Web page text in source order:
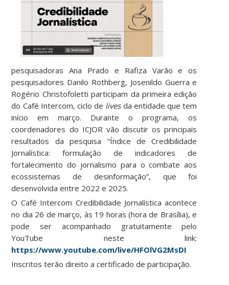
pesquisadoras Ana Prado e Rafiza Varão e os
pesquisadores Danilo Rothberg, Josenildo Guerra e
Rogério Christofoletti participam da primeira edição
do Café Intercom, ciclo de livesda entidade que tem
início em março. Durante o programa, os
coordenadores do ICJOR vão discutir os principais
resultados da pesquisa “Índice de Credibilidade
Jornalística: formulação de indicadores de
fortalecimento do jornalismo para o combate aos
ecossistemas de desinformação”, que foi
desenvolvida entre 2022 e 2025.
O Café Intercom Credibilidade Jornalística acontece
no dia 26 de março, às 19 horas (hora de Brasília), e
pode ser acompanhado gratuitamente pelo
YouTube neste link:
https://www.youtube.com/live/HFOlVG2MsDI
Inscritos terão direito a certificado de participação.